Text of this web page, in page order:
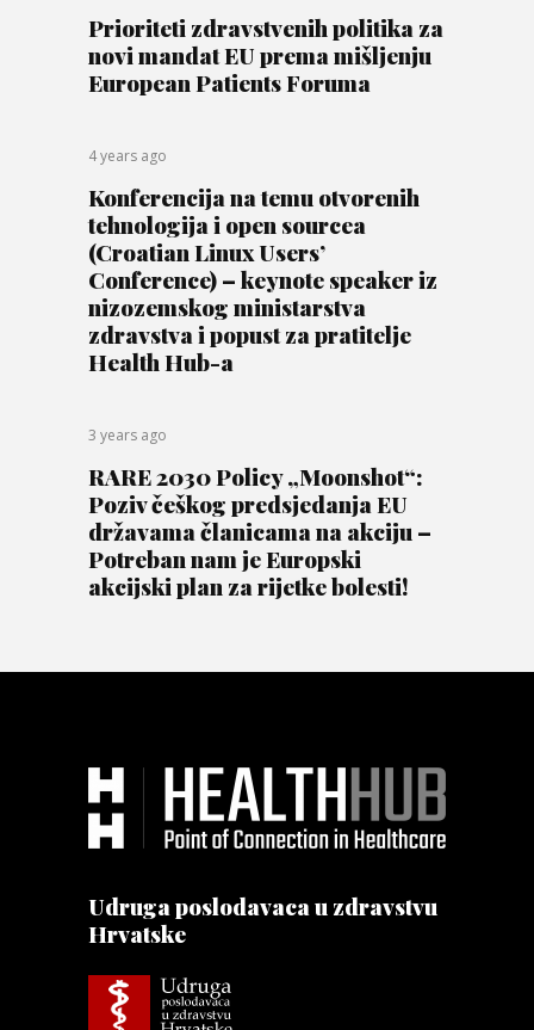
Prioriteti zdravstvenih politika za
novi mandat EU prema mišljenju
European Patients Foruma
4 years ago
Konferencija na temu otvorenih
tehnologija i open sourcea
(Croatian Linux Users’
Conference) – keynote speaker iz
nizozemskog ministarstva
zdravstva i popust za pratitelje
Health Hub-a
3 years ago
RARE 2030 Policy „Moonshot“:
Poziv češkog predsjedanja EU
državama članicama na akciju –
Potreban nam je Europski
akcijski plan za rijetke bolesti!
Udruga poslodavaca u zdravstvu
Hrvatske